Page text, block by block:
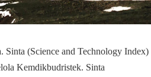
Sinta (Science and Technology Index)
Kemdikbudristek. Sinta